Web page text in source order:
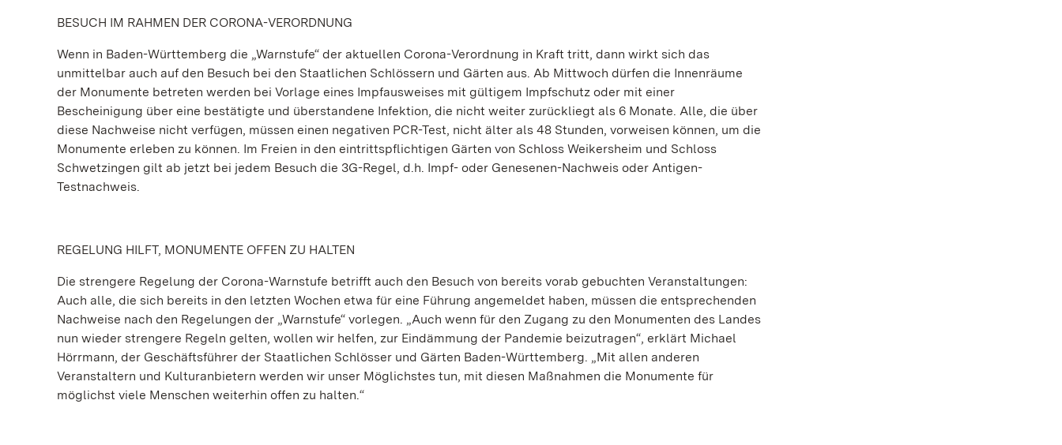
BESUCH IM RAHMEN DER CORONA-VERORDNUNG
Wenn in Baden-Württemberg die „Warnstufe“ der aktuellen Corona-Verordnung in Kraft tritt, dann wirkt sich das
unmittelbar auch auf den Besuch bei den Staatlichen Schlössern und Gärten aus. Ab Mittwoch dürfen die Innenräume
der Monumente betreten werden bei Vorlage eines Impfausweises mit gültigem Impfschutz oder mit einer
Bescheinigung über eine bestätigte und überstandene Infektion, die nicht weiter zurückliegt als 6 Monate. Alle, die über
diese Nachweise nicht verfügen, müssen einen negativen PCR-Test, nicht älter als 48 Stunden, vorweisen können, um die
Monumente erleben zu können. Im Freien in den eintrittspflichtigen Gärten von Schloss Weikersheim und Schloss
Schwetzingen gilt ab jetzt bei jedem Besuch die 3G-Regel, d.h. Impf- oder Genesenen-Nachweis oder Antigen-
Testnachweis.
REGELUNG HILFT, MONUMENTE OFFEN ZU HALTEN
Die strengere Regelung der Corona-Warnstufe betrifft auch den Besuch von bereits vorab gebuchten Veranstaltungen:
Auch alle, die sich bereits in den letzten Wochen etwa für eine Führung angemeldet haben, müssen die entsprechenden
Nachweise nach den Regelungen der „Warnstufe“ vorlegen. „Auch wenn für den Zugang zu den Monumenten des Landes
nun wieder strengere Regeln gelten, wollen wir helfen, zur Eindämmung der Pandemie beizutragen“, erklärt Michael
Hörrmann, der Geschäftsführer der Staatlichen Schlösser und Gärten Baden-Württemberg. „Mit allen anderen
Veranstaltern und Kulturanbietern werden wir unser Möglichstes tun, mit diesen Maßnahmen die Monumente für
möglichst viele Menschen weiterhin offen zu halten.“